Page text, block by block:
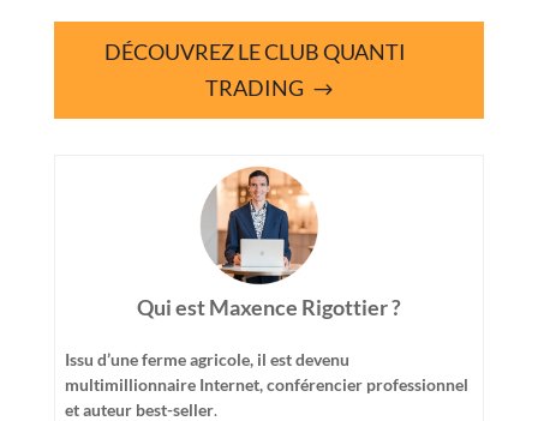
DÉCOUVREZ LE CLUB QUANTI
TRADING
Qui est Maxence Rigottier ?
Issu d’une ferme agricole, il est devenu
multimillionnaire Internet, conférencier professionnel
et auteur best-seller.